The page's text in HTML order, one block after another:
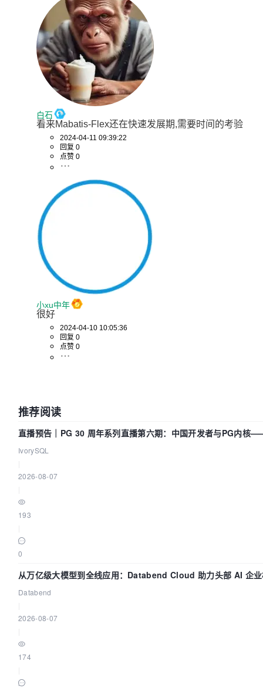
白石
看来Mabatis-Flex还在快速发展期,需要时间的考验
2024-04-11 09:39:22
回复 0
点赞 0
小xu中年
很好
2024-04-10 10:05:36
回复 0
点赞 0
推荐阅读
直播预告｜PG 30 周年系列直播第六期：中国开发者与PG内核
改得动吗？我们贡献了什么？
IvorySQL
2026-08-07
193
0
从万亿级大模型到全线应用：Databend Cloud 助力头部 AI 企
链路 Trace 数据管道
Databend
2026-08-07
174